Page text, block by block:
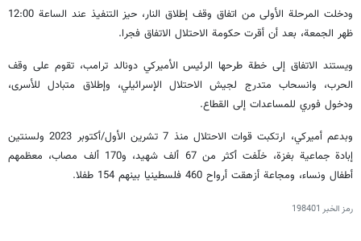
ودخلت المرحلة الأولى من اتفاق وقف إطلاق النار، حيز التنفيذ عند الساعة 12:00
ظهر الجمعة، بعد أن أقرت حكومة الاحتلال الاتفاق فجرا.
ويستند الاتفاق إلى خطة طرحها الرئيس الأميركي دونالد ترامب، تقوم على وقف
الحرب، وانسحاب متدرج لجيش الاحتلال الإسرائيلي، وإطلاق متبادل للأسرى،
ودخول فوري للمساعدات إلى القطاع.
وبدعم أميركي، ارتكبت قوات الاحتلال منذ 7 تشرين الأول/أكتوبر 2023 ولسنتين
إبادة جماعية بغزة، خلّفت أكثر من 67 ألف شهيد، و170 ألف مصاب، معظمهم
أطفال ونساء، ومجاعة أزهقت أرواح 460 فلسطينيا بينهم 154 طفلا.
رمز الخبر 198401